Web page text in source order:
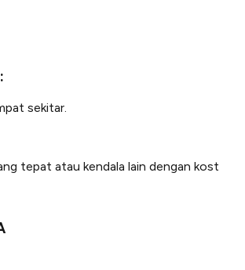
sekitar.
tepat atau kendala lain dengan kost